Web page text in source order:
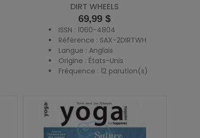
DIRT WHEELS
Prix
69,99 $
ISSN : 1060-4804
Référence : SAX-2DIRTWH
Langue : Anglais
Origine : États-Unis
Fréquence : 12 parution(s)